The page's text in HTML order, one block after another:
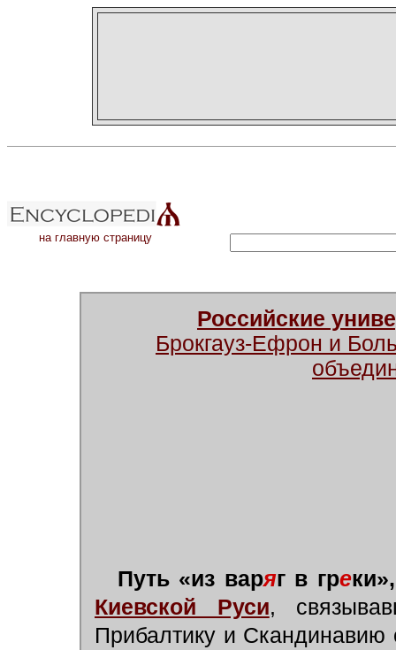
на главную страницу
Российские
Брокгауз-Ефрон и
Путь «из варяг в греки»,
Киевской Руси,
Прибалтику и